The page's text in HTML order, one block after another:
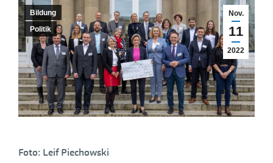
Nov.
11
2022
Bildung
Politik
Foto: Leif Piechowski